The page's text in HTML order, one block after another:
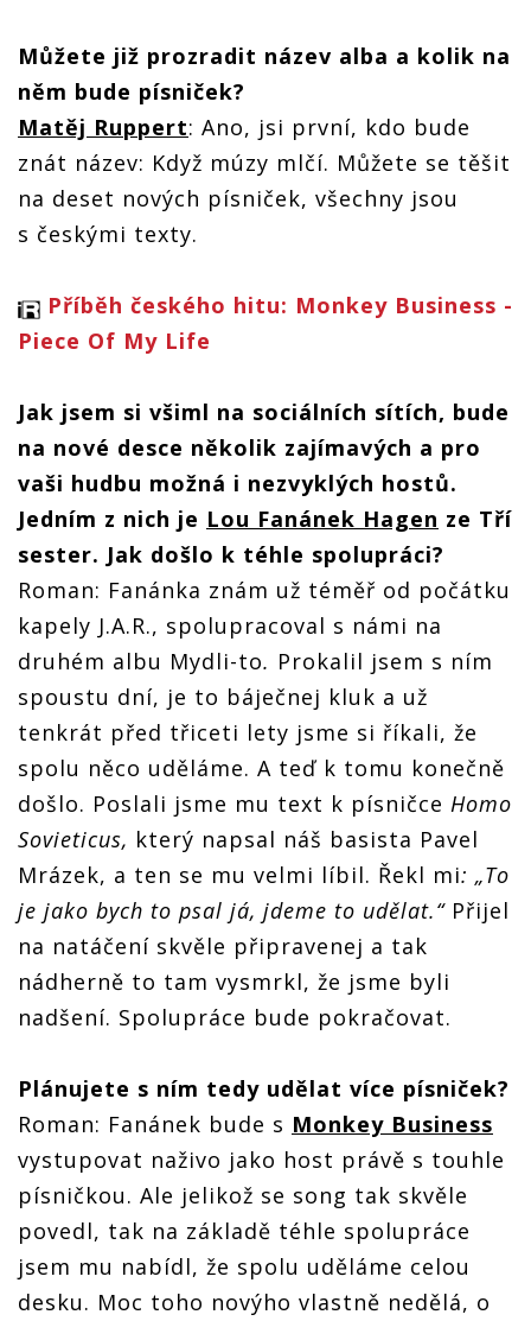
Můžete již prozradit název alba a kolik na
něm bude písniček?
Matěj Ruppert: Ano, jsi první, kdo bude
znát název: Když múzy mlčí. Můžete se těšit
na deset nových písniček, všechny jsou
s českými texty.
Příběh českého hitu: Monkey Business -
Piece Of My Life
Jak jsem si všiml na sociálních sítích, bude
na nové desce několik zajímavých a pro
vaši hudbu možná i nezvyklých hostů.
Jedním z nich je Lou Fanánek Hagen ze Tří
sester. Jak došlo k téhle spolupráci?
Roman: Fanánka znám už téměř od počátku
kapely J.A.R., spolupracoval s námi na
druhém albu Mydli-to. Prokalil jsem s ním
spoustu dní, je to báječnej kluk a už
tenkrát před třiceti lety jsme si říkali, že
spolu něco uděláme. A teď k tomu konečně
došlo. Poslali jsme mu text k písničce Homo
Sovieticus, který napsal náš basista Pavel
Mrázek, a ten se mu velmi líbil. Řekl mi: „To
je jako bych to psal já, jdeme to udělat.“Přijel
na natáčení skvěle připravenej a tak
nádherně to tam vysmrkl, že jsme byli
nadšení. Spolupráce bude pokračovat.
Plánujete s ním tedy udělat více písniček?
Roman: Fanánek bude s Monkey Business
vystupovat naživo jako host právě s touhle
písničkou. Ale jelikož se song tak skvěle
povedl, tak na základě téhle spolupráce
jsem mu nabídl, že spolu uděláme celou
desku. Moc toho novýho vlastně nedělá, o